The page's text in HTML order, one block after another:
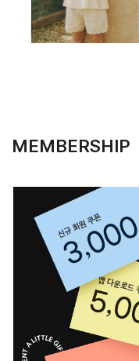
MEMBERSHIP